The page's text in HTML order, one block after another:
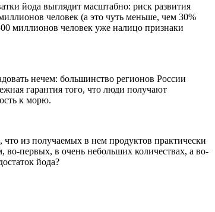
йода выглядит масштабно: риск развития
человек (а это чуть меньше, чем 30%
миллионов человек уже налицо признаки
нечем: большинство регионов России
гарантия того, что люди получают
к морю.
из получаемых в нем продуктов практически
первых, в очень небольших количествах, а во-
йода?